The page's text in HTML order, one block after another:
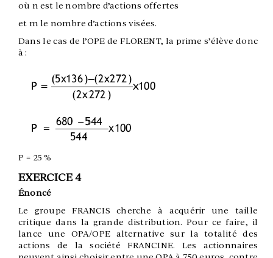
où n est le nombre d’actions offertes
et m le nombre d’actions visées.
Dans le cas de l’OPE de FLORENT, la prime s’élève donc
à :
P = 25 %
EXERCICE 4
Énoncé
Le groupe FRANCIS cherche à acquérir une taille
critique dans la grande distribution. Pour ce faire, il
lance une OPA/OPE alternative sur la totalité des
actions de la société FRANCINE. Les actionnaires